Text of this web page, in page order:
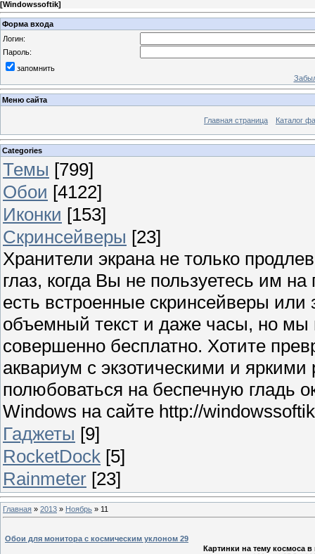
[Windowssoftik]
Форма входа
Логин:
Пароль:
запомнить
Меню сайта
Главная страница Каталог
Categories
Темы [799]
Обои [4122]
Иконки [153]
Скринсейверы [23]
Хранители экрана не только
глаз, когда Вы не пользуетесь им
есть встроенные скринсейверы или
объемный текст и даже часы, но мы
совершенно бесплатно. Хотите
аквариум с экзотическими и
полюбоваться на беспечную гладь
Windows на сайте http://
Гаджеты [9]
RocketDock [5]
Rainmeter [23]
Главная » 2013 » Ноябрь » 11
Обои для монитора с космическим уклоном 29
Картинки на тему космоса